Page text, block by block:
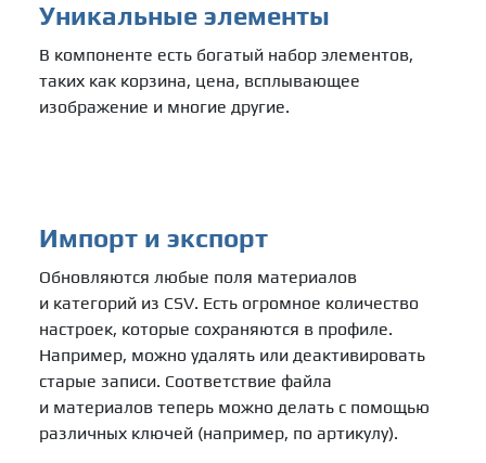
Уникальные элементы
В компоненте есть богатый набор элементов,
таких как корзина, цена, всплывающее
изображение и многие другие.
Импорт и экспорт
Обновляются любые поля материалов
и категорий из CSV. Есть огромное количество
настроек, которые сохраняются в профиле.
Например, можно удалять или деактивировать
старые записи. Соответствие файла
и материалов теперь можно делать с помощью
различных ключей (например, по артикулу).